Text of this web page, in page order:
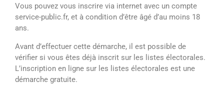
Vous pouvez vous inscrire via internet avec un compte
service-public.fr, et à condition d’être âgé d’au moins 18
ans.
Avant d’effectuer cette démarche, il est possible de
vérifier si vous êtes déjà inscrit sur les listes électorales.
L’inscription en ligne sur les listes électorales est une
démarche gratuite.